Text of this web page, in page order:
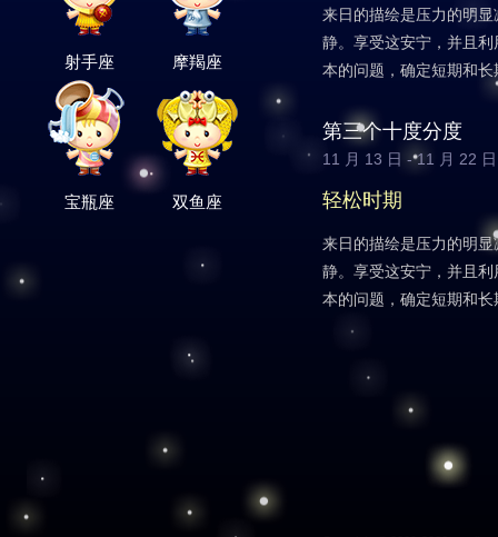
射手座 摩羯座
宝瓶座 双鱼座
来日的描绘是压力的明
静。享受这安宁，并且
本的问题，确定短期和长
第三个十度分度
11 月 13 日 - 11 月 22 日
轻松时期
来日的描绘是压力的明
静。享受这安宁，并且
本的问题，确定短期和长